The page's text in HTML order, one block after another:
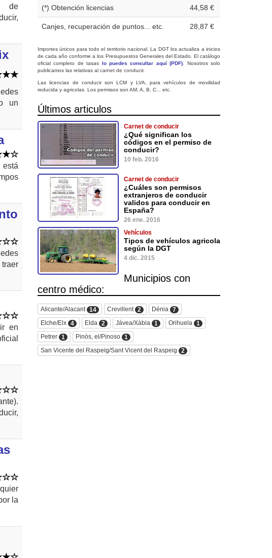
de
un
en
la
(*) Obtención licencias 44,58 €
Canjes, recuperación de puntos... etc. 28,87 €
Importes únicos para todo el territorio nacional. La DGT los actualiza a inicios
de cada año conforme a los Presupuestos Generales del Estado. El catálogo
oficial completo de tasas lo puedes consultar aquí (PDF) . Nosotros solo
publicamos las relativas al carnet de conducir.
Las licencias de conducir son LCM y LVA, para vehículos de movilidad
reducida y agricolas. Los permisos son AM, A, B, C... etc.
Últimos articulos
Carnet de conducir
¿Qué significan los
códigos en el permiso de
conducir?
10 feb. 2016
Carnet de conducir
¿Cuáles son permisos
extranjeros de conducir
validos para conducir en
España?
26 ene. 2016
Vehículos
Tipos de vehículos agricola
según la DGT
4 dic. 2015
Municipios con
centro médico:
Alicante/Alacant 14 Crevillent 2 Dénia
7
Elche/Elx 4 Elda 2 Jávea/Xàbia 1 Orihuela
1
Petrer 1 Pinós, el/Pinoso 1
San Vicente del Raspeig/Sant Vicent del Raspeig
2